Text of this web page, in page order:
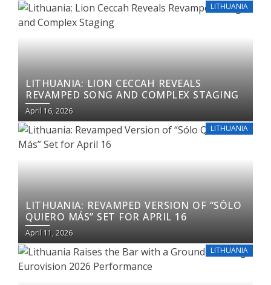
LITHUANIA
LITHUANIA: LION CECCAH REVEALS
REVAMPED SONG AND COMPLEX STAGING
April 16, 2026
LITHUANIA
LITHUANIA: REVAMPED VERSION OF “SÓLO
QUIERO MÁS” SET FOR APRIL 16
April 11, 2026
LITHUANIA